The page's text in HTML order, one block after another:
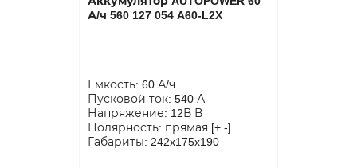
А/ч 560 127 054 A60-L2X
Емкость: 60 А/ч
Пусковой ток: 540 А
Напряжение: 12В В
Полярность: прямая [+ -]
Габариты: 242x175x190